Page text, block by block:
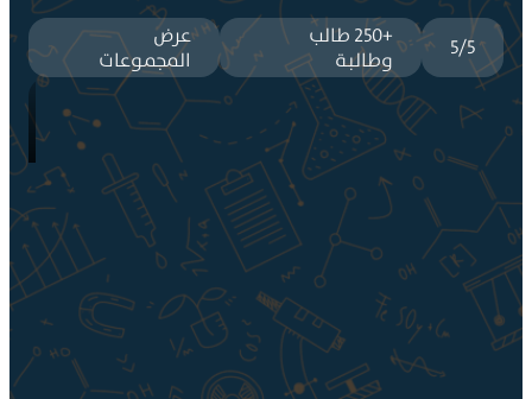
5/5
+250 طالب
وطالبة
عرض
المجموعات